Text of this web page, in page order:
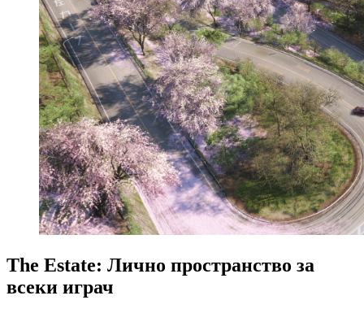
The Estate: Лично пространство за
всеки играч